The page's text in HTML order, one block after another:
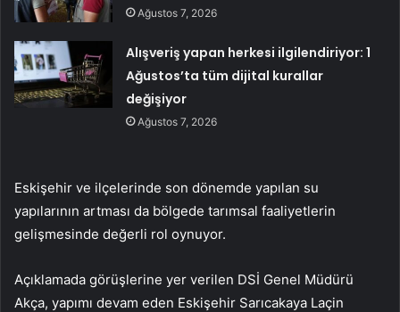
Ağustos 7, 2026
Alışveriş yapan herkesi ilgilendiriyor: 1
Ağustos’ta tüm dijital kurallar
değişiyor
Ağustos 7, 2026
Eskişehir ve ilçelerinde son dönemde yapılan su
yapılarının artması da bölgede tarımsal faaliyetlerin
gelişmesinde değerli rol oynuyor.
Açıklamada görüşlerine yer verilen DSİ Genel Müdürü
Akça, yapımı devam eden Eskişehir Sarıcakaya Laçin